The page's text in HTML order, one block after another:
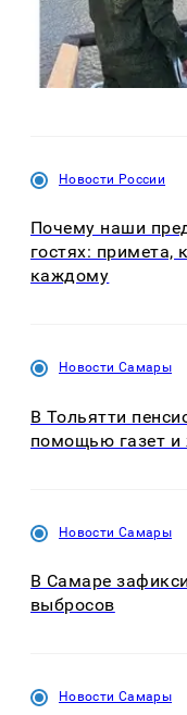
Новости России
Почему наши
гостях: примета,
каждому
Новости Самары
В Тольятти
помощью газет и
Новости Самары
В Самаре
выбросов
Новости Самары